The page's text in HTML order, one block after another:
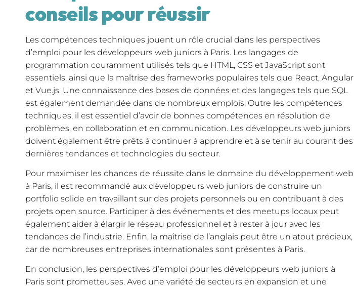
conseils pour réussir
Les compétences techniques jouent un rôle crucial dans les perspectives
d’emploi pour les développeurs web juniors à Paris. Les langages de
programmation couramment utilisés tels que HTML, CSS et JavaScript sont
essentiels, ainsi que la maîtrise des frameworks populaires tels que React, Angular
et Vue.js. Une connaissance des bases de données et des langages tels que SQL
est également demandée dans de nombreux emplois. Outre les compétences
techniques, il est essentiel d’avoir de bonnes compétences en résolution de
problèmes, en collaboration et en communication. Les développeurs web juniors
doivent également être prêts à continuer à apprendre et à se tenir au courant des
dernières tendances et technologies du secteur.
Pour maximiser les chances de réussite dans le domaine du développement web
à Paris, il est recommandé aux développeurs web juniors de construire un
portfolio solide en travaillant sur des projets personnels ou en contribuant à des
projets open source. Participer à des événements et des meetups locaux peut
également aider à élargir le réseau professionnel et à rester à jour avec les
tendances de l’industrie. Enfin, la maîtrise de l’anglais peut être un atout précieux,
car de nombreuses entreprises internationales sont présentes à Paris.
En conclusion, les perspectives d’emploi pour les développeurs web juniors à
Paris sont prometteuses. Avec une variété de secteurs en expansion et une